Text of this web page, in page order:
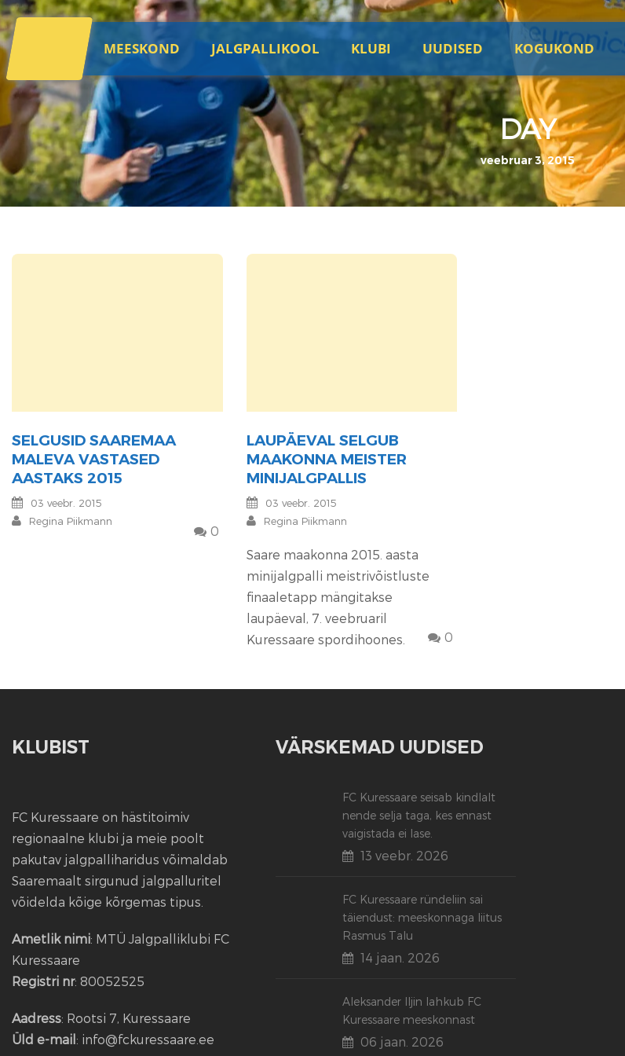
MEESKOND JALGPALLIKOOL KLUBI UUDISED KOGUKOND
DAY
veebruar 3, 2015
SELGUSID SAAREMAA
MALEVA VASTASED
AASTAKS 2015
03 veebr. 2015
Regina Piikmann
0
LAUPÄEVAL SELGUB
MAAKONNA MEISTER
MINIJALGPALLIS
03 veebr. 2015
Regina Piikmann
Saare maakonna 2015. aasta
minijalgpalli meistrivõistluste
finaaletapp mängitakse
laupäeval, 7. veebruaril
Kuressaare spordihoones.
0
KLUBIST
FC Kuressaare on hästitoimiv
regionaalne klubi ja meie poolt
pakutav jalgpalliharidus võimaldab
Saaremaalt sirgunud jalgpalluritel
võidelda kõige kõrgemas tipus.
Ametlik nimi: MTÜ Jalgpalliklubi FC
Kuressaare
Registri nr: 80052525
Aadress: Rootsi 7, Kuressaare
Üld e-mail : info@fckuressaare.ee
VÄRSKEMAD UUDISED
FC Kuressaare seisab kindlalt
nende selja taga, kes ennast
vaigistada ei lase.
13 veebr. 2026
FC Kuressaare ründeliin sai
täiendust: meeskonnaga liitus
Rasmus Talu
14 jaan. 2026
Aleksander Iljin lahkub FC
Kuressaare meeskonnast
06 jaan. 2026